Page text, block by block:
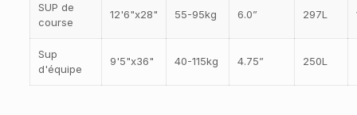
SUP de
course
12'6"x28" 55-95kg 6.0” 297L
Sup
d'équipe
9'5"x36" 40-115kg 4.75” 250L